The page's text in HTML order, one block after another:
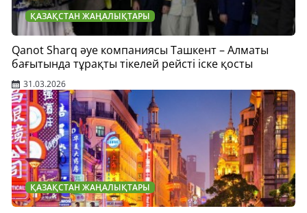
ҚАЗАҚСТАН ЖАҢАЛЫҚТАРЫ
Qanot Sharq әуе компаниясы Ташкент – Алматы
бағытында тұрақты тікелей рейсті іске қосты
31.03.2026
ҚАЗАҚСТАН ЖАҢАЛЫҚТАРЫ